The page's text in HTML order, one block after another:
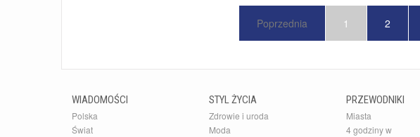
Poprzednia 1 2
WIADOMOŚCI
Polska
Świat
STYL ŻYCIA
Zdrowie i uroda
Moda
PRZEWODNIKI
Miasta
4 godziny w